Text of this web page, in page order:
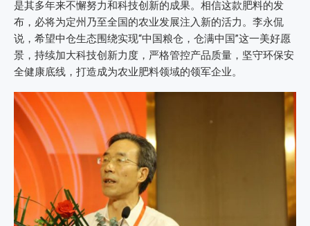
是其多年来不懈努力和科技创新的成果。相信这款肥料的发
布，必将为定州乃至全国的农业发展注入新的活力。李永侃
说，希望中仓生态围绕实现“中国粮仓，仓满中国”这一美好愿
景，持续加大科技创新力度，严格管控产品质量，坚守环保安
全健康底线，打造成为农业肥料领域的领军企业。